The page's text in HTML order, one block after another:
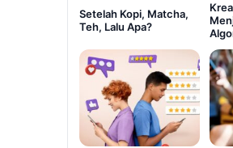
Setelah Kopi, Matcha,
Teh, Lalu Apa?